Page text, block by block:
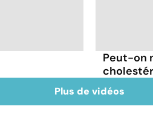
Peut-on
Plus de vidéos